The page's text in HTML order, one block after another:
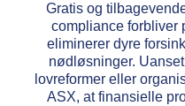
Gratis og
compliance forbliver
eliminerer dyre
nødløsninger.
lovreformer eller
ASX, at finansielle